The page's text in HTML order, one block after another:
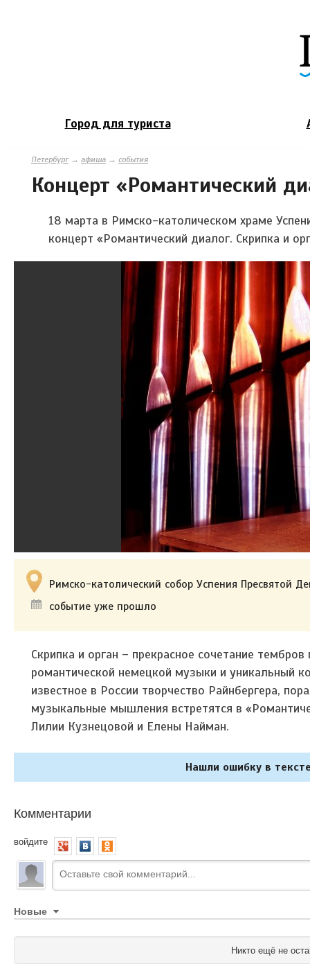
Город для туриста
Петербург→ афиша → события
Концерт «Романтический
18 марта в Римско-католическом храме
концерт «Романтический диалог. Скрипка и
Римско-католический собор Успения Пресвятой
событие уже прошло
Скрипка и орган – прекрасное сочетание
романтической немецкой музыки и уникальный
известное в России творчество Райнбергера,
музыкальные мышления встретятся в
Лилии Кузнецовой и Елены Найман.
Нашли ошибку в
Комментарии
войдите
Новые
Никто ещё не